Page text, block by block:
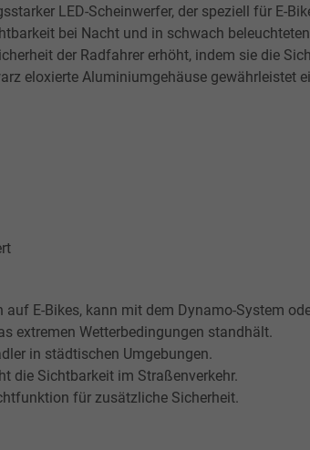
LED-Scheinwerfer, der speziell für E-
bei Nacht und in schwach
der Radfahrer erhöht, indem sie die
eloxierte Aluminiumgehäuse
E-Bikes, kann mit dem Dynamo-System
extremen Wetterbedingungen standhält.
in städtischen Umgebungen.
die Sichtbarkeit im Straßenverkehr.
für zusätzliche Sicherheit.